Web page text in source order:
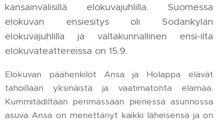
kansainvälisillä elokuvajuhlilla. Suomessa
elokuvan ensiesitys oli Sodankylän
elokuvajuhlilla ja valtakunnallinen ensi-ilta
elokuvateattereissa on 15.9.
Elokuvan päähenkilöt Ansa ja Holappa elävät
tahoillaan yksinäistä ja vaatimatonta elämää.
Kummitädiltään perimässään pienessä asunnossa
asuva Ansa on menettänyt kaikki läheisensä ja on